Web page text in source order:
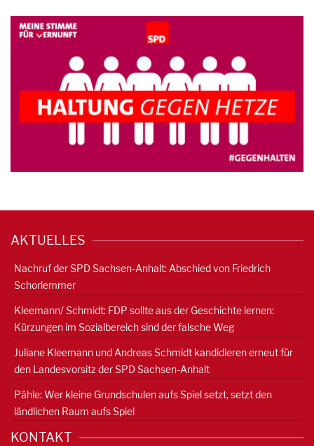
AKTUELLES
Nachruf der SPD Sachsen-Anhalt: Abschied von Friedrich
Schorlemmer
Kleemann/ Schmidt: FDP sollte aus der Geschichte lernen:
Kürzungen im Sozialbereich sind der falsche Weg
Juliane Kleemann und Andreas Schmidt kandidieren erneut für
den Landesvorsitz der SPD Sachsen-Anhalt
Pähle: Wer kleine Grundschulen aufs Spiel setzt, setzt den
ländlichen Raum aufs Spiel
KONTAKT